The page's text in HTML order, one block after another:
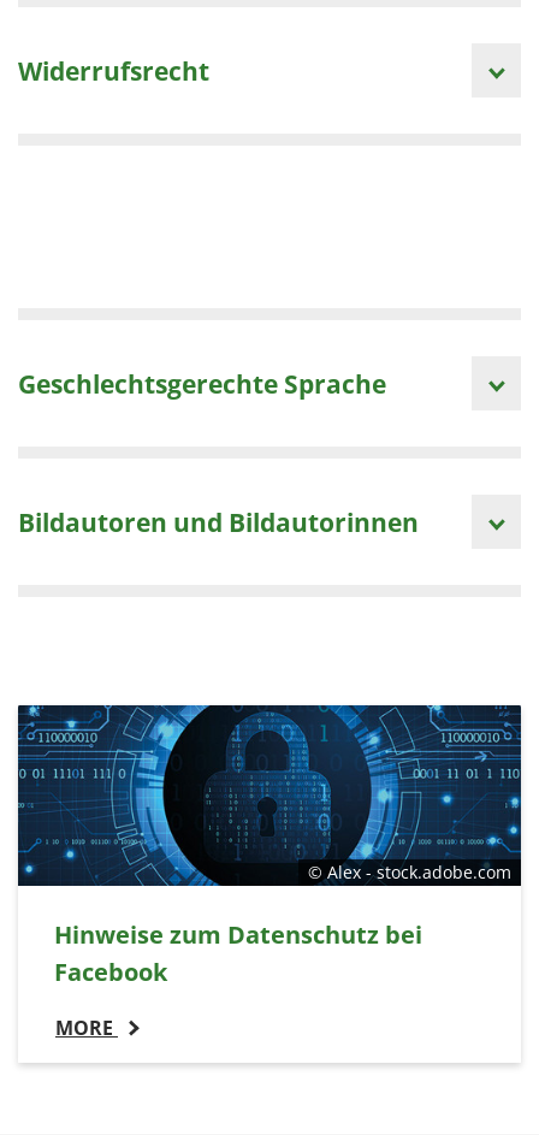
Widerrufsrecht
Geschlechtsgerechte Sprache
Bildautoren und Bildautorinnen
© Alex - stock.adobe.com
Hinweise zum Datenschutz bei
Facebook
MORE